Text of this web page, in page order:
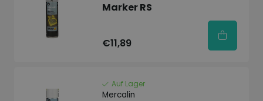
Marker RS
€11,89
Auf Lager
Mercalin